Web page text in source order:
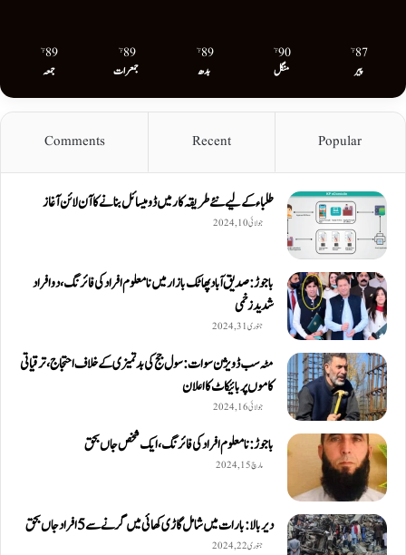
87
℉
پیر
90
℉
منگل
89
℉
بدھ
89
℉
جمعرات
89
℉
جمعہ
Popular
Recent
Comments
طلباء کے لیے نئے طریقہ کار میں ڈومیسائل بنانے کا آن لائن آغاز
جولائی 10, 2024
باجوڑ: صدیق اۤباد پھاٹک بازار میں نامعلوم افراد کی فائرنگ، دو افراد
شدید زخمی
جنوری 31, 2024
مٹہ سب ڈویژن سوات: سول جج کی بدتمیزی کے خلاف احتجاج، ترقیاتی
کاموں پر بائیکاٹ کا اعلان
جولائی 16, 2024
باجوڑ: نامعلوم افراد کی فائرنگ، ایک شخص جاں بحق
مارچ 15, 2024
دیربالا: بارات میں شامل گاڑی کھائی میں گرنے سے 5 افراد جاں بحق
جنوری 22, 2024